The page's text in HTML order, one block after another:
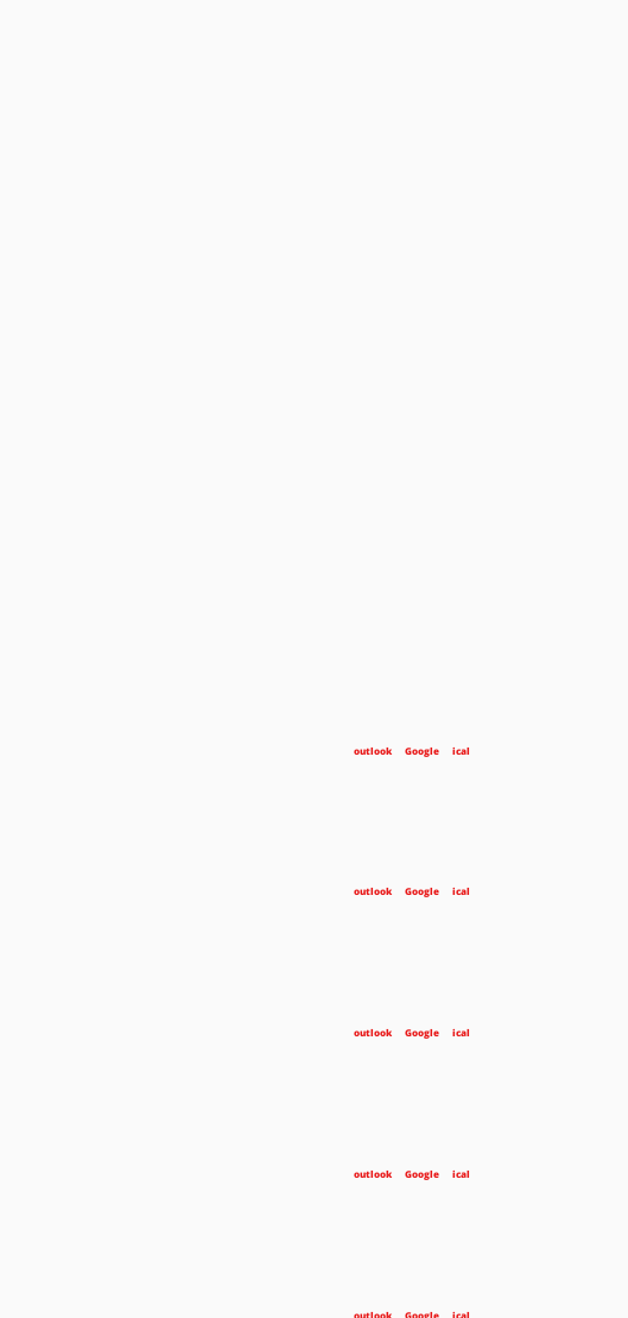
ical
Google
outlook
ical
Google
outlook
ical
Google
outlook
ical
Google
outlook
ical
Google
outlook